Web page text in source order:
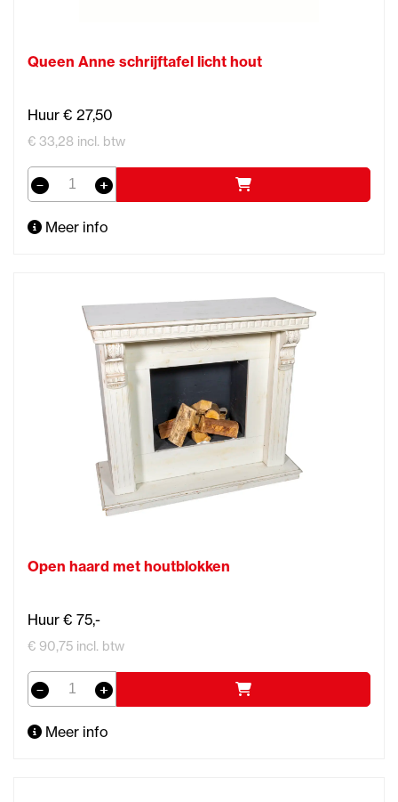
Queen Anne schrijftafel licht hout
Huur € 27,50
€ 33,28 incl. btw
Meer info
Open haard met houtblokken
Huur € 75,-
€ 90,75 incl. btw
Meer info